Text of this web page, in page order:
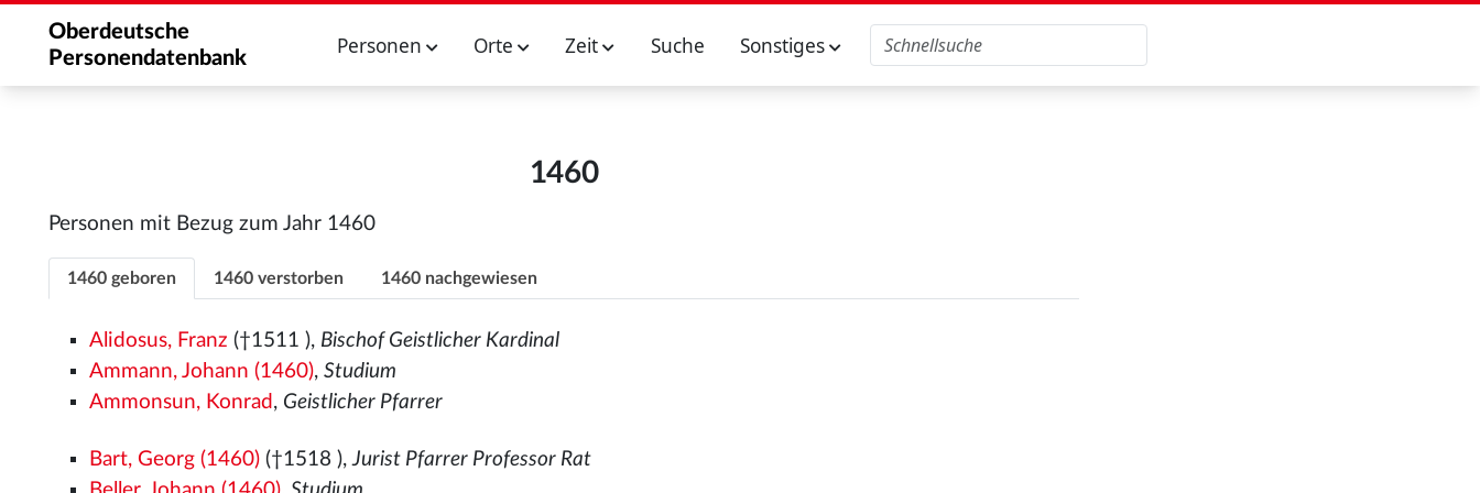
Oberdeutsche
Personendatenbank
Personen Orte Zeit Suche Sonstiges
1460
Personen mit Bezug zum Jahr 1460
1460 geboren 1460 verstorben 1460 nachgewiesen
Alidosus, Franz (†1511 ), Bischof Geistlicher Kardinal
Ammann, Johann (1460),Studium
Ammonsun, Konrad , Geistlicher Pfarrer
Bart, Georg (1460) (†1518 ),Jurist Pfarrer Professor Rat